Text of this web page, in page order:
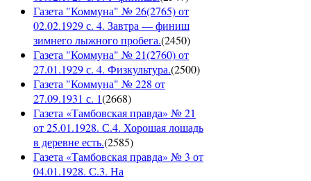
Газета "Коммуна" № 26(2765) от
02.02.1929 с. 4. Завтра — финиш
зимнего лыжного пробега.(2450)
Газета "Коммуна" № 21(2760) от
27.01.1929 с. 4. Физкультура.(2500)
Газета "Коммуна" № 228 от
27.09.1931 с. 1(2668)
Газета «Тамбовская правда» № 21
от 25.01.1928. С.4. Хорошая лошадь
в деревне есть.(2585)
Газета «Тамбовская правда» № 3 от
04.01.1928. С.3. На